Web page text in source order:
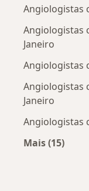
Angiologistas
Angiologistas
Janeiro
Angiologistas
Angiologistas
Janeiro
Angiologistas
Mais (15)